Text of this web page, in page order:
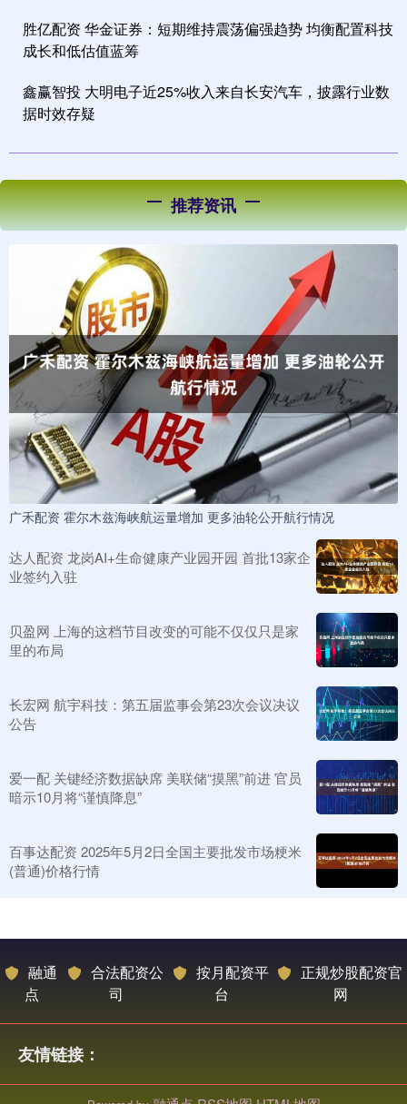
胜亿配资 华金证券：短期维持震荡偏强趋势 均衡配置科技
成长和低估值蓝筹
鑫赢智投 大明电子近25%收入来自长安汽车，披露行业数
据时效存疑
推荐资讯
广禾配资 霍尔木兹海峡航运量增加 更多油轮公开航行情况
达人配资 龙岗AI+生命健康产业园开园 首批13家企
业签约入驻
贝盈网 上海的这档节目改变的可能不仅仅只是家
里的布局
长宏网 航宇科技：第五届监事会第23次会议决议
公告
爱一配 关键经济数据缺席 美联储“摸黑”前进 官员
暗示10月将“谨慎降息”
百事达配资 2025年5月2日全国主要批发市场粳米
(普通)价格行情
融通
点
合法配资公
司
按月配资平
台
正规炒股配资官
网
友情链接：